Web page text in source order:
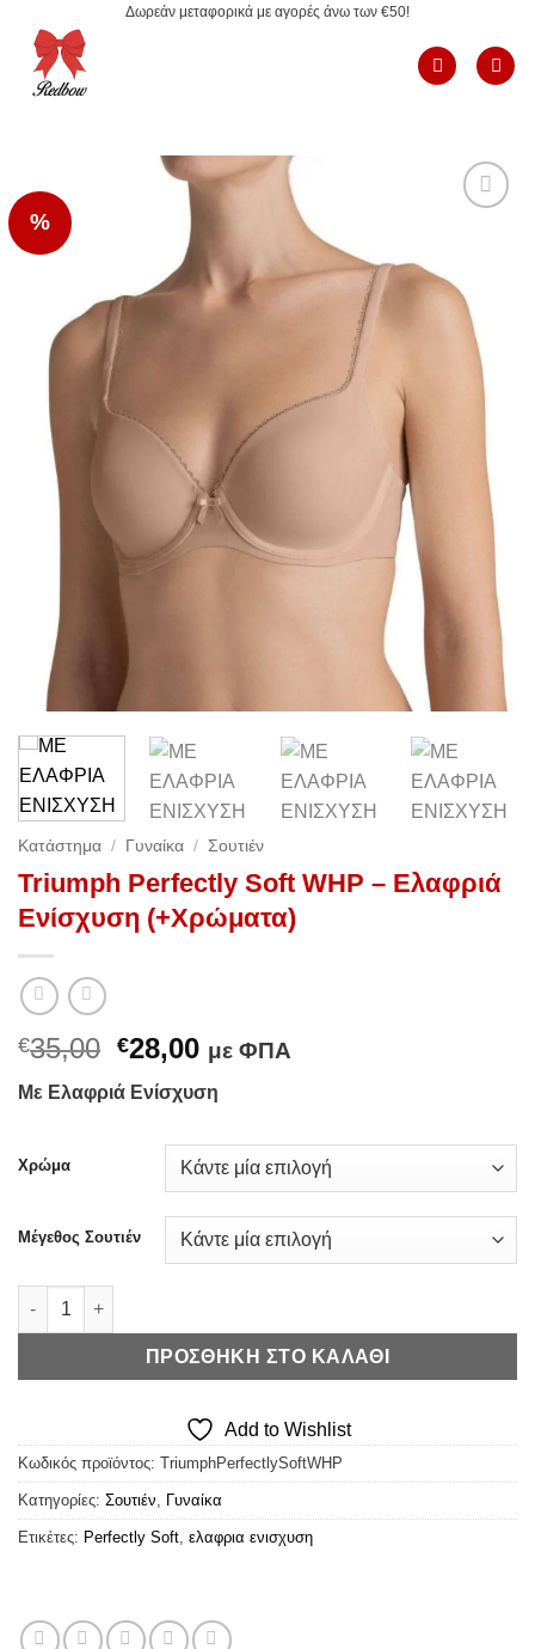
περιεχόμενο
Δωρεάν μεταφορικά με αγορές άνω των €50!
%
Κατάστημα / Γυναίκα / Σουτιέν
Triumph Perfectly Soft WHP – Ελαφριά
Ενίσχυση (+Χρώματα)
€35,00 Original
price
was:
€28,00Η
τιμή
€28,00.
με ΦΠΑ
Με Ελαφριά Ενίσχυση
Χρώμα
Μέγεθος Σουτιέν
Triumph Perfectly Soft WHP - Ελαφριά Ενίσχυση (+Χρώματα)
ΠΡΟΣΘΉΚΗ ΣΤΟ ΚΑΛΆΘΙ
Add to Wishlist
Κωδικός προϊόντος: TriumphPerfectlySoftWHP
Κατηγορίες: Σουτιέν Γυναίκα
Ετικέτες: Perfectly Soft ελαφρια ενισχυση